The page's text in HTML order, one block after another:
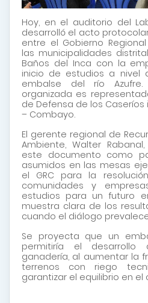
Hoy, en el auditorio del
desarrolló el acto
entre el Gobierno
las municipalidades
Baños del Inca con la
inicio de estudios a nivel
embalse del río
organizada es
de Defensa de los Caseríos
– Combayo.
El gerente regional de
Ambiente, Walter
este documento como
asumidos en las mesas
el GRC para la
comunidades y
estudios para un futuro
muestra clara de los
cuando el diálogo
Se proyecta que un
permitiría el
ganadería, al aumentar la
terrenos con riego
garantizar el equilibrio en el